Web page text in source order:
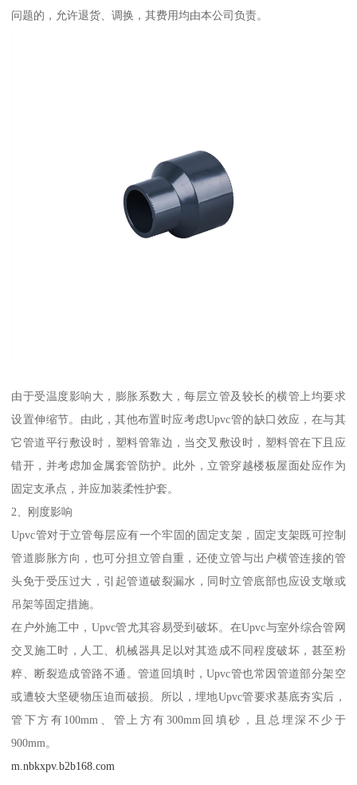
问题的，允许退货、调换，其费用均由本公司负责。
由于受温度影响大，膨胀系数大，每层立管及较长的横管上均要求
设置伸缩节。由此，其他布置时应考虑Upvc管的缺口效应，在与其
它管道平行敷设时，塑料管靠边，当交叉敷设时，塑料管在下且应
错开，并考虑加金属套管防护。此外，立管穿越楼板屋面处应作为
固定支承点，并应加装柔性护套。
2、刚度影响
Upvc管对于立管每层应有一个牢固的固定支架，固定支架既可控制
管道膨胀方向，也可分担立管自重，还使立管与出户横管连接的管
头免于受压过大，引起管道破裂漏水，同时立管底部也应设支墩或
吊架等固定措施。
在户外施工中，Upvc管尤其容易受到破坏。在Upvc与室外综合管网
交叉施工时，人工、机械器具足以对其造成不同程度破坏，甚至粉
粹、断裂造成管路不通。管道回填时，Upvc管也常因管道部分架空
或遭较大坚硬物压迫而破损。所以，埋地Upvc管要求基底夯实后，
管下方有100mm、管上方有300mm回填砂，且总埋深不少于
900mm。
m.nbkxpv.b2b168.com